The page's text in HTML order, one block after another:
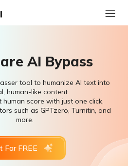
AI Bypass
tool to humanize AI text into
human-like content.
human score with just one click,
such as GPTzero, Turnitin, and
more.
For FREE